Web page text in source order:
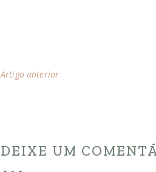
Artigo anterior
DEIXE UM